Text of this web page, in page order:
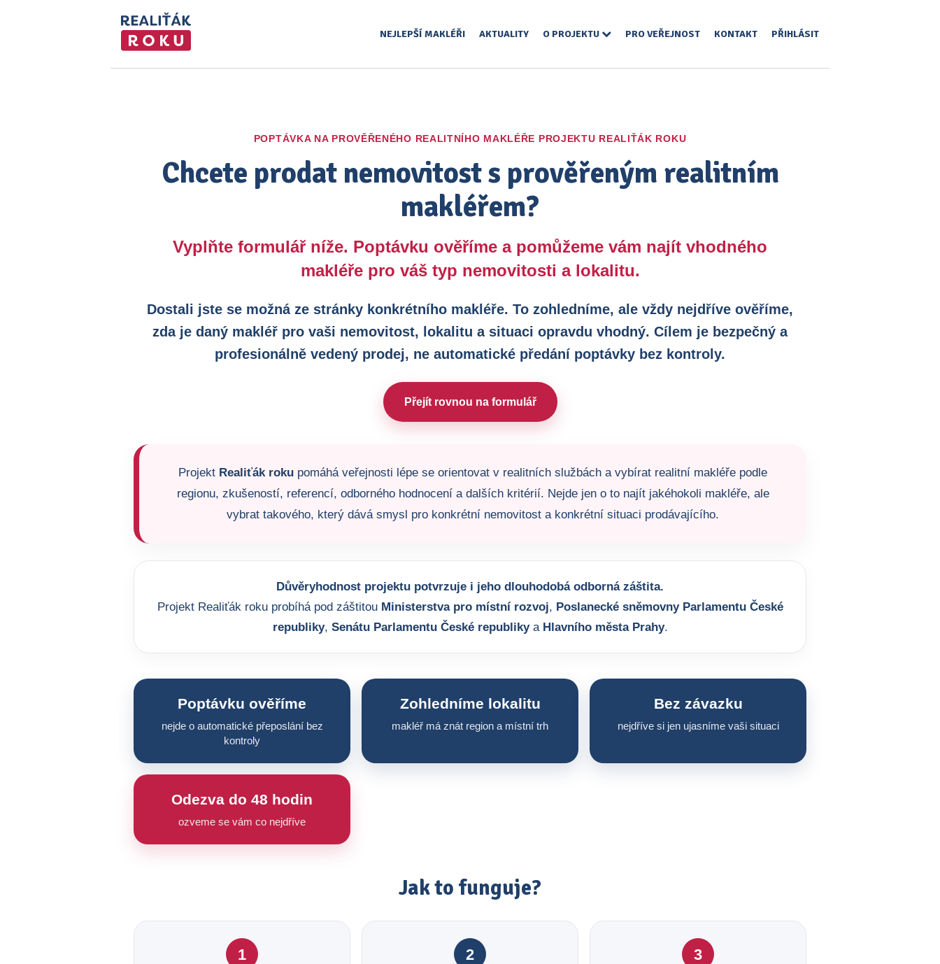
NEJLEPŠÍ MAKLÉŘI AKTUALITY O PROJEKTU PRO VEŘEJNOST KONTAKT PŘIHLÁSIT
POPTÁVKA NA PROVĚŘENÉHO REALITNÍHO MAKLÉŘE PROJEKTU REALIŤÁK ROKU
Chcete prodat nemovitost s prověřeným realitním
makléřem?
Vyplňte formulář níže. Poptávku ověříme a pomůžeme vám najít vhodného
makléře pro váš typ nemovitosti a lokalitu.
Dostali jste se možná ze stránky konkrétního makléře. To zohledníme, ale vždy nejdříve ověříme,
zda je daný makléř pro vaši nemovitost, lokalitu a situaci opravdu vhodný. Cílem je bezpečný a
profesionálně vedený prodej, ne automatické předání poptávky bez kontroly.
Přejít rovnou na formulář
Projekt Realiťák roku pomáhá veřejnosti lépe se orientovat v realitních službách a vybírat realitní makléře podle
regionu, zkušeností, referencí, odborného hodnocení a dalších kritérií. Nejde jen o to najít jakéhokoli makléře, ale
vybrat takového, který dává smysl pro konkrétní nemovitost a konkrétní situaci prodávajícího.
Důvěryhodnost projektu potvrzuje i jeho dlouhodobá odborná záštita.
Projekt Realiťák roku probíhá pod záštitou Ministerstva pro místní rozvoj, Poslanecké sněmovny Parlamentu České
republiky, Senátu Parlamentu České republikya Hlavního města Prahy.
Poptávku ověříme
nejde o automatické přeposlání bez
kontroly
Zohledníme lokalitu
makléř má znát region a místní trh
Bez závazku
nejdříve si jen ujasníme vaši situaci
Odezva do 48 hodin
ozveme se vám co nejdříve
Jak to funguje?
1 2 3